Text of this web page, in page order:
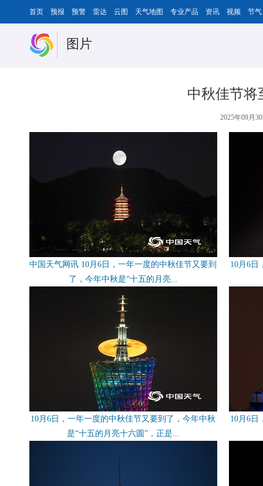
首页 预报 预警 雷达 云图 天气地图 专业产品 资讯 视频 节气
图片
中秋佳节将
2025年09月
中国天气网讯 10月6日，一年一度的中秋佳节又要到
了，今年中秋是“十五的月亮...
10月6日
10月6日，一年一度的中秋佳节又要到了，今年中秋
是“十五的月亮十六圆”，正是...
10月6日